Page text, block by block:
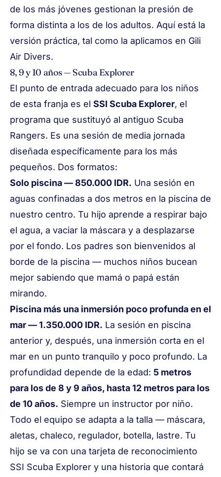
de los más jóvenes gestionan la presión de
forma distinta a los de los adultos. Aquí está la
versión práctica, tal como la aplicamos en Gili
Air Divers.
8, 9 y 10 años — Scuba Explorer
El punto de entrada adecuado para los niños
de esta franja es el SSI Scuba Explorer, el
programa que sustituyó al antiguo Scuba
Rangers. Es una sesión de media jornada
diseñada específicamente para los más
pequeños. Dos formatos:
Solo piscina — 850.000 IDR. Una sesión en
aguas confinadas a dos metros en la piscina de
nuestro centro. Tu hijo aprende a respirar bajo
el agua, a vaciar la máscara y a desplazarse
por el fondo. Los padres son bienvenidos al
borde de la piscina — muchos niños bucean
mejor sabiendo que mamá o papá están
mirando.
Piscina más una inmersión poco profunda en el
mar — 1.350.000 IDR. La sesión en piscina
anterior y, después, una inmersión corta en el
mar en un punto tranquilo y poco profundo. La
profundidad depende de la edad: 5 metros
para los de 8 y 9 años, hasta 12 metros para los
de 10 años. Siempre un instructor por niño.
Todo el equipo se adapta a la talla — máscara,
aletas, chaleco, regulador, botella, lastre. Tu
hijo se va con una tarjeta de reconocimiento
SSI Scuba Explorer y una historia que contará